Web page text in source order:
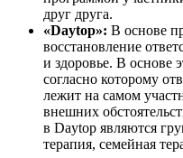
друг друга.
«Daytop»: В основе
восстановление
и здоровье. В основе
согласно которому
лежит на самом
внешних
в Daytop являются
терапия, семейная